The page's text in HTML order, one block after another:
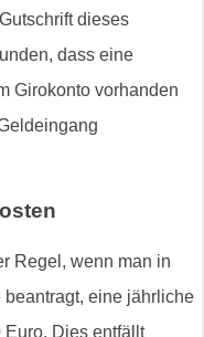
dieses
dass eine
Girokonto vorhanden
Regel, wenn man in
eine jährliche
Dies entfällt